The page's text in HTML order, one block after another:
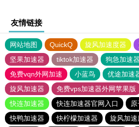
友情链接
网站地图 QuickQ 旋风加速度器
坚果加速器
tiktok加速器
狗急加速
免费vqn外网加速
小蓝鸟 优途加速
旋风加速器
免费vps加速器外网苹果版
快连加速器
快连加速器官网入口
快鸭加速器
快柠檬加速器 旋风加速